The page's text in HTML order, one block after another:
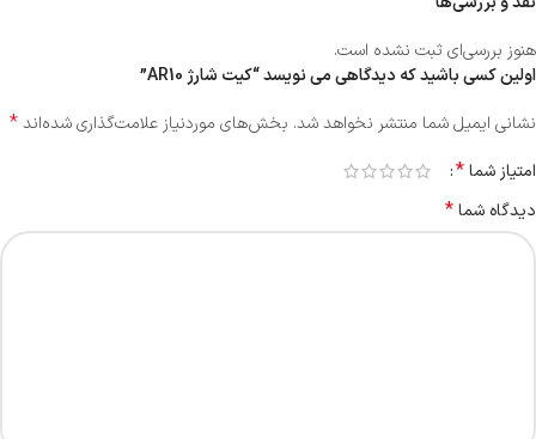
هنوز بررسی‌ای ثبت نشده است.
اولین کسی باشید که دیدگاهی می نویسد “کیت شارژ AR10”
نشانی ایمیل شما منتشر نخواهد شد. بخش‌های موردنیاز علامت‌گذاری شده‌اند*
امتیاز شما*
دیدگاه شما*